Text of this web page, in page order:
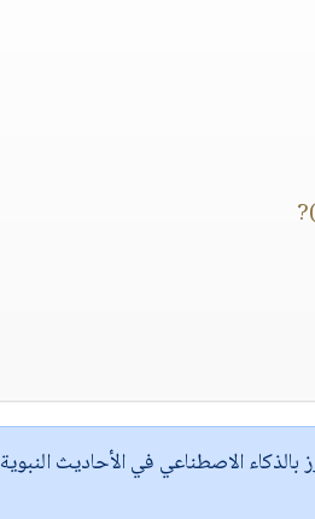
الاصطناعي في الأحاديث النبوية